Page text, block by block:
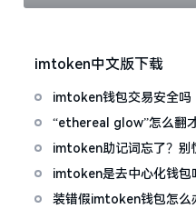
imtoken中文版下载
imtoken钱包交易安全吗
“ethereal glow”怎么翻
的私房话
imtoken助记词忘了？别
imtoken是去中心化钱包
装错假imtoken钱包怎么